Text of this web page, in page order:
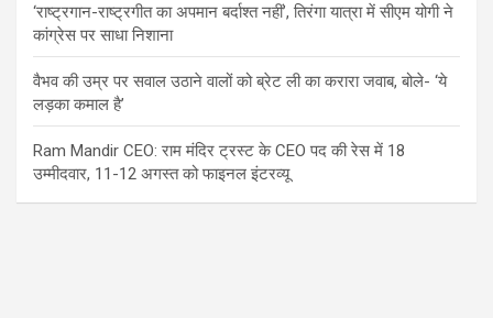
‘राष्ट्रगान-राष्ट्रगीत का अपमान बर्दाश्त नहीं’, तिरंगा यात्रा में सीएम योगी ने
कांग्रेस पर साधा निशाना
वैभव की उम्र पर सवाल उठाने वालों को ब्रेट ली का करारा जवाब, बोले- ‘ये
लड़का कमाल है’
Ram Mandir CEO: राम मंदिर ट्रस्ट के CEO पद की रेस में 18
उम्मीदवार, 11-12 अगस्त को फाइनल इंटरव्यू